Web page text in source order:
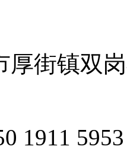
厚街镇双
1911 5953